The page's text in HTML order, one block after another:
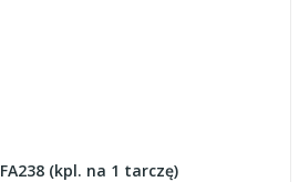
(kpl. na 1 tarczę)